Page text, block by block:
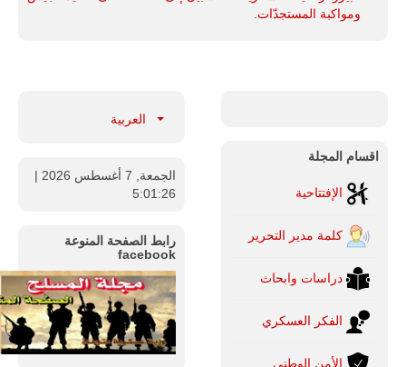
ومواكبة المستجدّات.
اقسام المجلة
الإفتتاحية
كلمة مدير التحرير
دراسات وابحاث
الفكر العسكري
الأمن الوطني
العربية
الجمعة, 7 أغسطس 2026
|
5:01:27
رابط الصفحة المنوعة
facebook